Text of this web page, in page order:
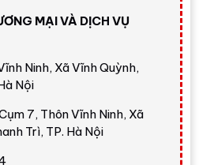
đình cần giặt sạch sâu,
tốt và giảm thao tác
thủ công.
model này nổi bật nhờ
mạnh mẽ,SenseDosetự
xả,Aroma+ lưu hương bền
MẠI VÀ DỊCH VỤ
Ninh, Xã Vĩnh Quỳnh,
Nội
7, Thôn Vĩnh Ninh, Xã
Trì, TP. Hà Nội